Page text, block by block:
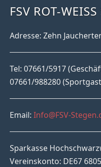
FSV ROT-
Adresse: Zehn
Tel: 07661/5917
07661/988280
Email: Info@FSV-
Sparkasse
Vereinskonto: DE67